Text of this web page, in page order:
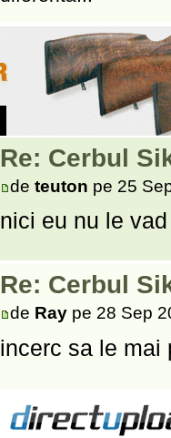
Re: Cerbul
deteuton pe 25
nici eu nu le vad
Re: Cerbul
de Ray pe 28 Sep
incerc sa le mai